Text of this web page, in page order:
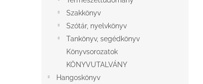
Szakkönyv
Szótár, nyelvkönyv
Tankönyv, segédkönyv
Könyvsorozatok
KÖNYVUTALVÁNY
Hangoskönyv